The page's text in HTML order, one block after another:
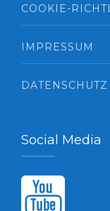
COOKIE-
IMPRESSUM
DATENSCHUTZ
Social Media